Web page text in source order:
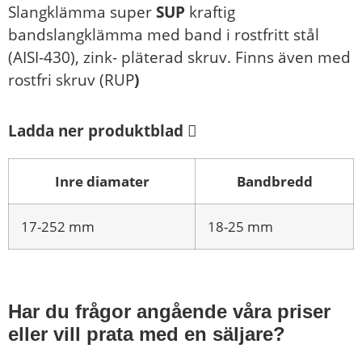
Slangklämma superSUP kraftig
bandslangklämma med band i rostfritt stål
(AISI-430), zink- pläterad skruv. Finns även med
rostfri skruv (RUP)
Ladda ner produktblad
Inre diamater Bandbredd
17-252 mm 18-25 mm
Har du frågor angående våra priser
eller vill prata med en säljare?